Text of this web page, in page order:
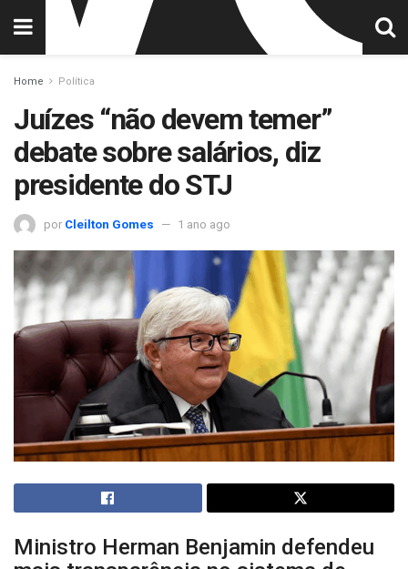
Home Política
Juízes “não devem temer”
debate sobre salários, diz
presidente do STJ
por Cleilton Gomes 1 ano ago
Ministro Herman Benjamin defendeu